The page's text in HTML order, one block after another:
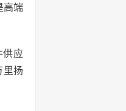
高端
供应
里扬